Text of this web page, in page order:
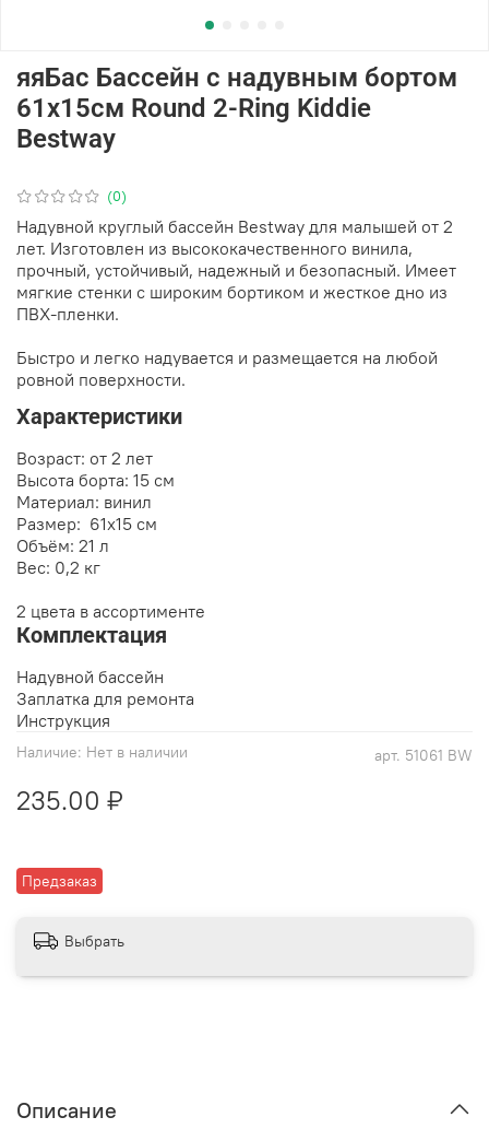
(0)
арт. 51061 BW
Наличие: Нет в наличии
Предзаказ
яяБас Бассейн с надувным бортом
61х15см Round 2-Ring Kiddie
Bestway
235.00 ₽
Надувной круглый бассейн Bestway для малышей от 2
лет. Изготовлен из высококачественного винила,
прочный, устойчивый, надежный и безопасный. Имеет
мягкие стенки с широким бортиком и жесткое дно из
ПВХ-пленки.
Быстро и легко надувается и размещается на любой
ровной поверхности.
Характеристики
Возраст: от 2 лет
Высота борта: 15 см
Материал: винил
Размер: 61х15 см
Объём: 21 л
Вес: 0,2 кг
2 цвета в ассортименте
Комплектация
Надувной бассейн
Заплатка для ремонта
Инструкция
Выбрать
Описание